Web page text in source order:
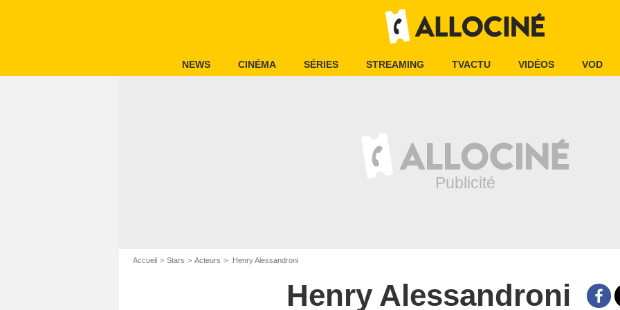
NEWS CINÉMA SÉRIES STREAMING TVACTU VIDÉOS VOD
Accueil Stars Acteurs Henry Alessandroni
Henry Alessandroni